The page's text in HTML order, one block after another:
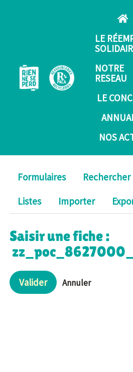
LE
NOTRE
RESEAU
LE
NOS
Formulaires Rechercher
Listes
Importer
Saisir une fiche :
Valider Annuler